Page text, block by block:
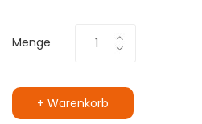
Menge
+ Warenkorb